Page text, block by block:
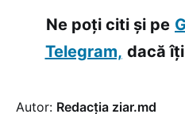
Ne poți citi și pe
Telegram, dacă
Autor: Redacția ziar.md